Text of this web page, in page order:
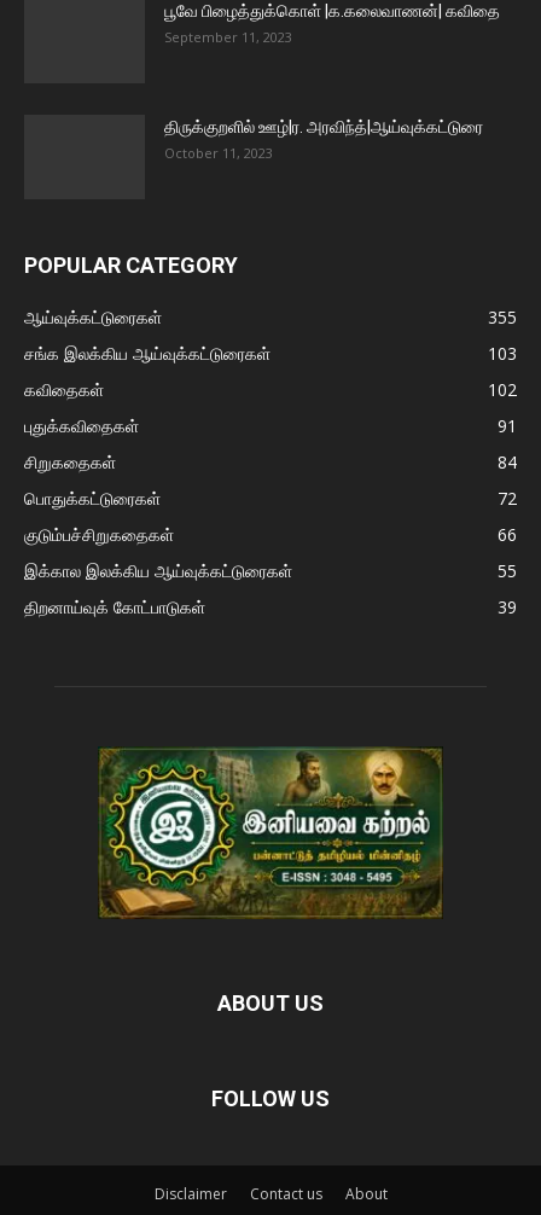
பூவே பிழைத்துக்கொள் |க.கலைவாணன்| கவிதை
September 11, 2023
திருக்குறளில் ஊழ்|ர. அரவிந்த்|ஆய்வுக்கட்டுரை
October 11, 2023
POPULAR CATEGORY
ஆய்வுக்கட்டுரைகள்
355
சங்க இலக்கிய ஆய்வுக்கட்டுரைகள்
103
கவிதைகள்
102
புதுக்கவிதைகள்
91
சிறுகதைகள்
84
பொதுக்கட்டுரைகள்
72
குடும்பச்சிறுகதைகள்
66
இக்கால இலக்கிய ஆய்வுக்கட்டுரைகள்
55
திறனாய்வுக் கோட்பாடுகள்
39
ABOUT US
FOLLOW US
Disclaimer Contact us About